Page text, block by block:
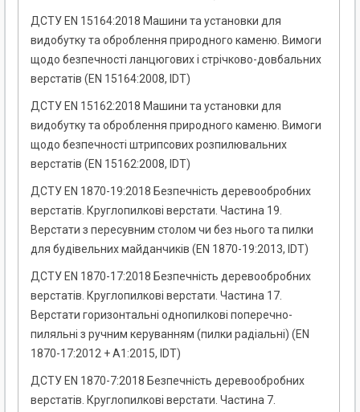
ДСТУ EN 15164:2018 Машини та установки для
видобутку та оброблення природного каменю. Вимоги
щодо безпечності ланцюгових і стрічково-довбальних
верстатів (EN 15164:2008, IDT)
ДСТУ EN 15162:2018 Машини та установки для
видобутку та оброблення природного каменю. Вимоги
щодо безпечності штрипсових розпилювальних
верстатів (EN 15162:2008, IDT)
ДСТУ EN 1870-19:2018 Безпечність деревообробних
верстатів. Круглопилкові верстати. Частина 19.
Верстати з пересувним столом чи без нього та пилки
для будівельних майданчиків (EN 1870-19:2013, IDТ)
ДСТУ EN 1870-17:2018 Безпечність деревообробних
верстатів. Круглопилкові верстати. Частина 17.
Верстати горизонтальні однопилкові поперечно-
пиляльні з ручним керуванням (пилки радіальні) (EN
1870-17:2012 + A1:2015, IDТ)
ДСТУ EN 1870-7:2018 Безпечність деревообробних
верстатів. Круглопилкові верстати. Частина 7.